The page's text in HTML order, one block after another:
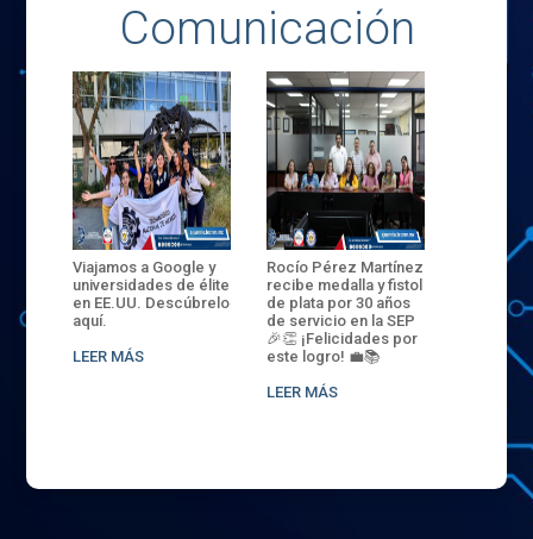
Comunicación
Viajamos a Google y
universidades de élite
en EE.UU. Descúbrelo
aquí.
LEER MÁS
Rocío Pérez Martínez
recibe medalla y fistol
de plata por 30 años
de servicio en la SEP
🎉👏 ¡Felicidades por
este logro! 💼📚
LEER MÁS
ENECB-
del
batalla.
32
sede